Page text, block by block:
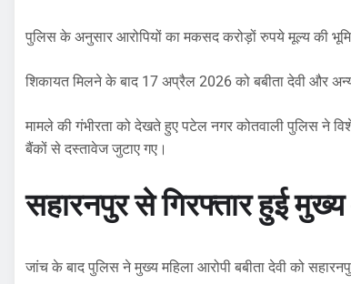
पुलिस के अनुसार आरोपियों का मकसद करोड़ों रुपये मूल्य की
शिकायत मिलने के बाद 17 अप्रैल 2026 को बबीता देवी और
मामले की गंभीरता को देखते हुए पटेल नगर कोतवाली पुलिस ने
बैंकों से दस्तावेज जुटाए गए।
सहारनपुर से गिरफ्तार हुई मुख्य
जांच के बाद पुलिस ने मुख्य महिला आरोपी बबीता देवी को